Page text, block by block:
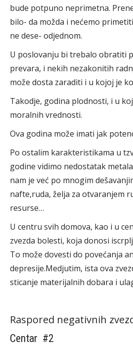
bude potpuno neprimetna.
bilo- da možda i nećemo
ne dese- odjednom.
U poslovanju bi trebalo obratiti
prevara, i nekih nezakonitih
može dosta zaraditi i u kojoj je
Takodje, godina plodnosti, i u
moralnih vrednosti.
Ova godina može imati jak
Po ostalim karakteristikama u
godine vidimo nedostatak
nam je već po mnogim
nafte,ruda, želja za otvaranjem
resurse…
U centru svih domova, kao i u
zvezda bolesti, koja donosi
To može dovesti do povećanja
depresije.Medjutim, ista ova
sticanje materijalnih dobara i
Raspored negativnih
Centar #2